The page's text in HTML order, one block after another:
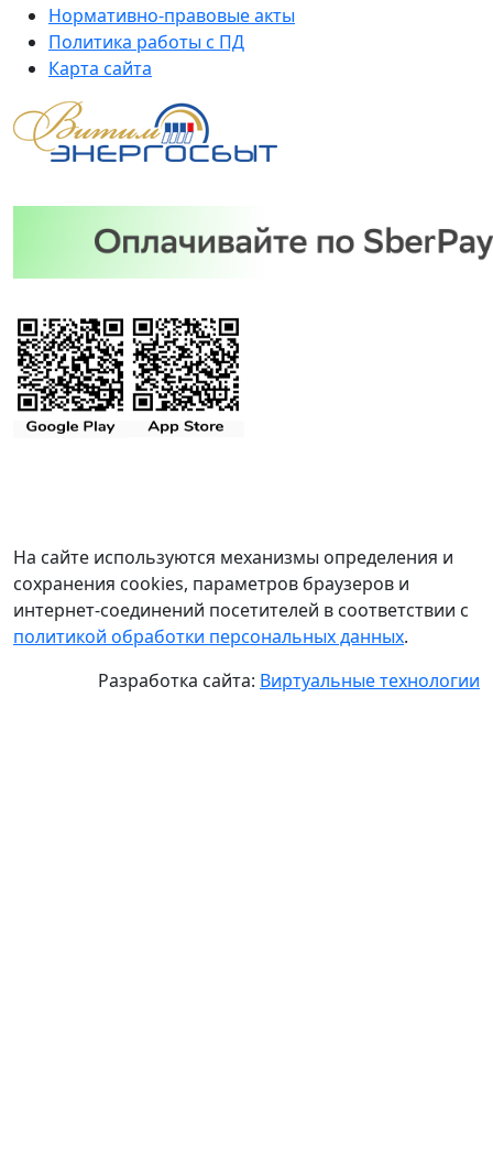
Нормативно-правовые акты
Политика работы с ПД
Карта сайта
На сайте используются механизмы определения и
сохранения cookies, параметров браузеров и
интернет-соединений посетителей в соответствии с
политикой обработки персональных данных.
Разработка сайта: Виртуальные технологии